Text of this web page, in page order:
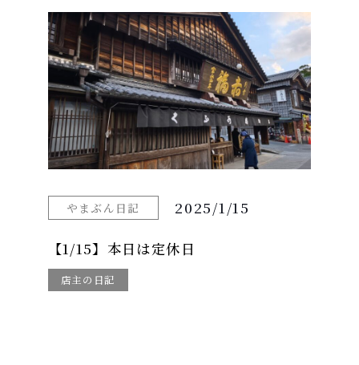
やまぶん日記 2025/1/15
【1/15】本日は定休日
店主の日記